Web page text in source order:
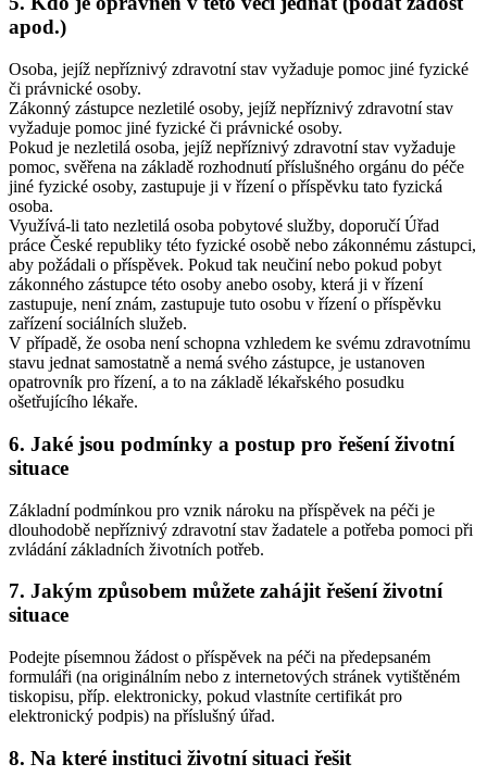
apod.)
Osoba, jejíž nepříznivý zdravotní stav vyžaduje pomoc jiné fyzické
či právnické osoby.
Zákonný zástupce nezletilé osoby, jejíž nepříznivý zdravotní stav
vyžaduje pomoc jiné fyzické či právnické osoby.
Pokud je nezletilá osoba, jejíž nepříznivý zdravotní stav vyžaduje
pomoc, svěřena na základě rozhodnutí příslušného orgánu do péče
jiné fyzické osoby, zastupuje ji v řízení o příspěvku tato fyzická
osoba.
Využívá-li tato nezletilá osoba pobytové služby, doporučí Úřad
práce České republiky této fyzické osobě nebo zákonnému zástupci,
aby požádali o příspěvek. Pokud tak neučiní nebo pokud pobyt
zákonného zástupce této osoby anebo osoby, která ji v řízení
zastupuje, není znám, zastupuje tuto osobu v řízení o příspěvku
zařízení sociálních služeb.
V případě, že osoba není schopna vzhledem ke svému zdravotnímu
stavu jednat samostatně a nemá svého zástupce, je ustanoven
opatrovník pro řízení, a to na základě lékařského posudku
ošetřujícího lékaře.
6. Jaké jsou podmínky a postup pro řešení životní
situace
Základní podmínkou pro vznik nároku na příspěvek na péči je
dlouhodobě nepříznivý zdravotní stav žadatele a potřeba pomoci při
zvládání základních životních potřeb.
7. Jakým způsobem můžete zahájit řešení životní
situace
Podejte písemnou žádost o příspěvek na péči na předepsaném
formuláři (na originálním nebo z internetových stránek vytištěném
tiskopisu, příp. elektronicky, pokud vlastníte certifikát pro
elektronický podpis) na příslušný úřad.
8. Na které instituci životní situaci řešit